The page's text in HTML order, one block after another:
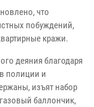
что
побуждений,
кражи.
деяния благодаря
полиции и
изъят набор
баллончик,